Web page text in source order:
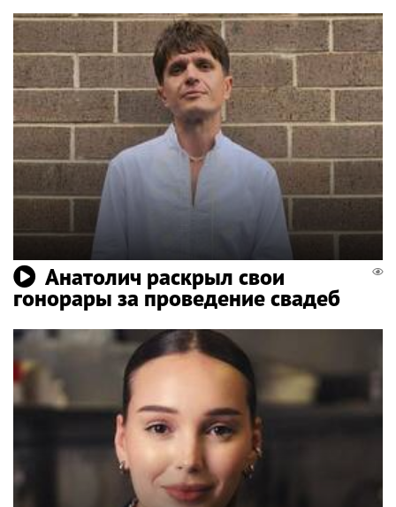
Анатолич раскрыл свои
гонорары за проведение свадеб